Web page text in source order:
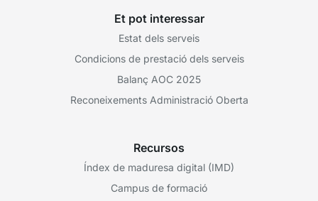
Et pot interessar
Estat dels serveis
Condicions de prestació dels serveis
Balanç AOC 2025
Reconeixements Administració Oberta
Recursos
Índex de maduresa digital (IMD)
Campus de formació